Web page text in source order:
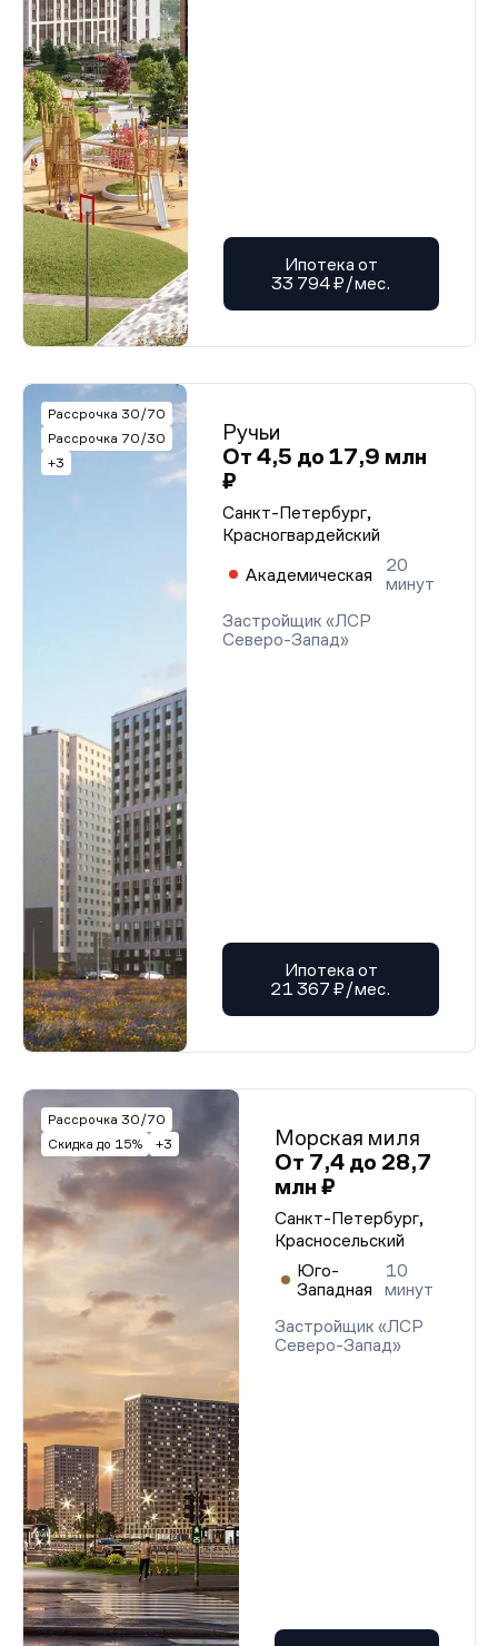
Ипотека от
33 794 ₽/мес.
Рассрочка 30/70
Рассрочка 70/30
+3
Ручьи
От 4,5 до 17,9 млн
₽
Санкт-Петербург,
Красногвардейский
Академическая
20
минут
Застройщик «ЛСР
Северо-Запад»
Ипотека от
21 367 ₽/мес.
Рассрочка 30/70
Скидка до 15%
+3
Морская миля
От 7,4 до 28,7
млн ₽
Санкт-Петербург,
Красносельский
Юго-
Западная
10
минут
Застройщик «ЛСР
Северо-Запад»